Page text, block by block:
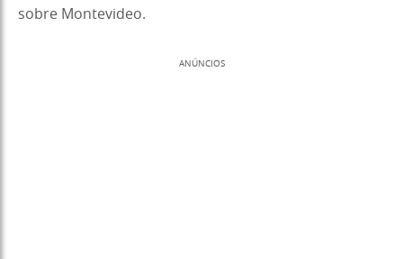
sobre Montevideo.
ANÚNCIOS